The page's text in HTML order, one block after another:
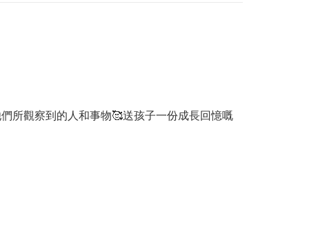
所觀察到的人和事物🥰送孩子一份成長回憶嘅